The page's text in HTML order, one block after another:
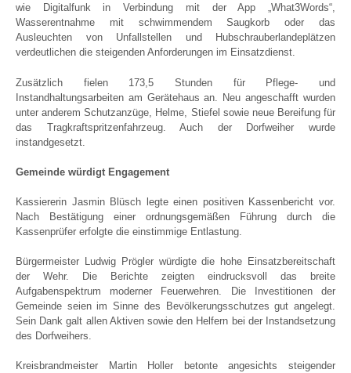
wie Digitalfunk in Verbindung mit der App „What3Words“,
Wasserentnahme mit schwimmendem Saugkorb oder das
Ausleuchten von Unfallstellen und Hubschrauberlandeplätzen
verdeutlichen die steigenden Anforderungen im Einsatzdienst.
Zusätzlich fielen 173,5 Stunden für Pflege- und
Instandhaltungsarbeiten am Gerätehaus an. Neu angeschafft wurden
unter anderem Schutzanzüge, Helme, Stiefel sowie neue Bereifung für
das Tragkraftspritzenfahrzeug. Auch der Dorfweiher wurde
instandgesetzt.
Gemeinde würdigt Engagement
Kassiererin Jasmin Blüsch legte einen positiven Kassenbericht vor.
Nach Bestätigung einer ordnungsgemäßen Führung durch die
Kassenprüfer erfolgte die einstimmige Entlastung.
Bürgermeister Ludwig Prögler würdigte die hohe Einsatzbereitschaft
der Wehr. Die Berichte zeigten eindrucksvoll das breite
Aufgabenspektrum moderner Feuerwehren. Die Investitionen der
Gemeinde seien im Sinne des Bevölkerungsschutzes gut angelegt.
Sein Dank galt allen Aktiven sowie den Helfern bei der Instandsetzung
des Dorfweihers.
Kreisbrandmeister Martin Holler betonte angesichts steigender